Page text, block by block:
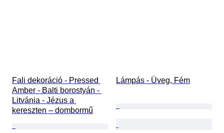
Fali dekoráció - Pressed
Amber - Balti borostyán -
Litvánia - Jézus a
kereszten – dombormű
Lámpás - Üveg, Fém